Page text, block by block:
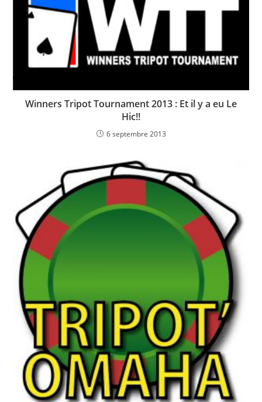
Winners Tripot Tournament 2013 : Et il y a eu Le
Hic!!
6 septembre 2013